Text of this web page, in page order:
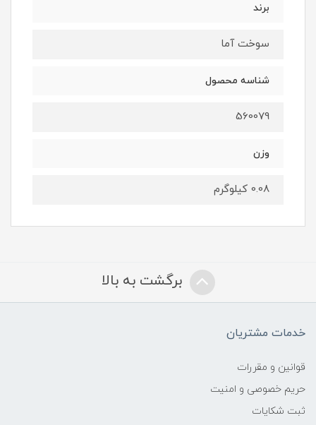
برند
سوخت آما
شناسه محصول
560079
وزن
0.08 کیلوگرم
برگشت به بالا
خدمات مشتریان
قوانین و مقررات
حریم خصوصی و امنیت
ثبت شکایات